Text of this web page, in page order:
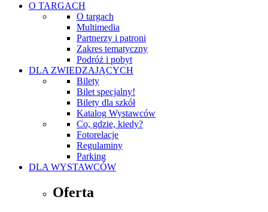
O TARGACH
O targach
Multimedia
Partnerzy i patroni
Zakres tematyczny
Podróż i pobyt
DLA ZWIEDZAJĄCYCH
Bilety
Bilet specjalny!
Bilety dla szkół
Katalog Wystawców
Co, gdzie, kiedy?
Fotorelacje
Regulaminy
Parking
DLA WYSTAWCÓW
Oferta